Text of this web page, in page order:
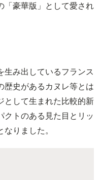
「豪華版」として愛され
生み出しているフランス
歴史があるカヌレ等とは
として生まれた比較的新
クトのある見た目とリッ
りました。